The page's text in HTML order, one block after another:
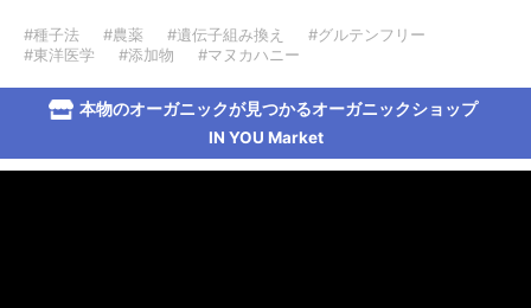
#種子法 #農薬 #遺伝子組み換え
#グルテンフリー
#東洋医学
#添加物 #マヌカハニー
本物のオーガニックが見つかるオーガニックショップ
IN YOU Market